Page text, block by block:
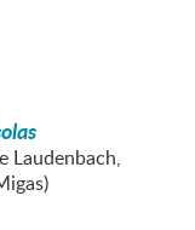
Laudenbach,